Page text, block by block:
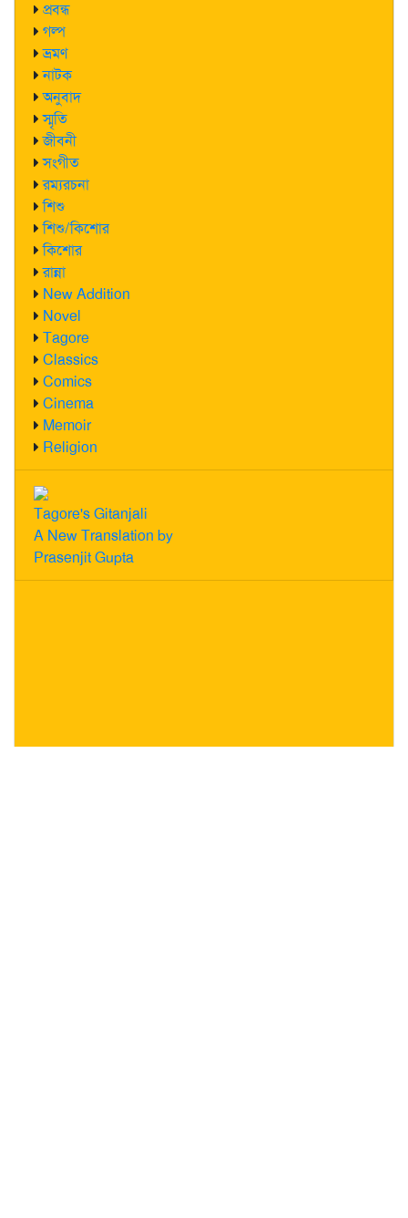
প্রবন্ধ
গল্প
ভ্রমণ
নাটক
অনুবাদ
স্মৃতি
জীবনী
সংগীত
রম্যরচনা
শিশু
শিশু/কিশোর
কিশোর
রান্না
New Addition
Novel
Tagore
Classics
Comics
Cinema
Memoir
Religion
Tagore's Gitanjali
A New Translation by
Prasenjit Gupta